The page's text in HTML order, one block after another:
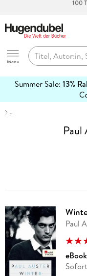
Hugendubel
Menu
Summer Sale: 13%
erfahren
…
Paul
Paul